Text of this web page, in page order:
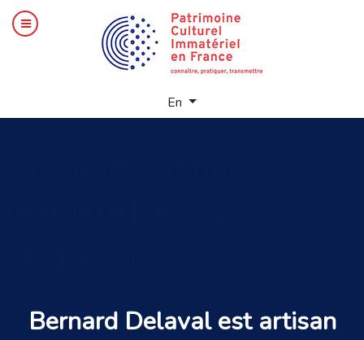
En
Bernard Delaval estartisan